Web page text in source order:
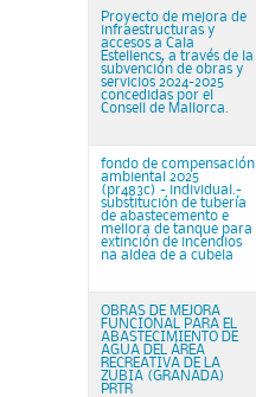
Proyecto de mejora de
infraestructuras y
accesos a Cala
Estellencs, a través de la
subvención de obras y
servicios 2024-2025
concedidas por el
Consell de Mallorca.
fondo de compensación
ambiental 2025
(pr483c) - individual.-
substitución de tubería
de abastecemento e
mellora de tanque para
extinción de incendios
na aldea de a cubela
OBRAS DE MEJORA
FUNCIONAL PARA EL
ABASTECIMIENTO DE
AGUA DEL ÁREA
RECREATIVA DE LA
ZUBIA (GRANADA)
PRTR